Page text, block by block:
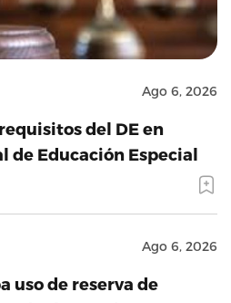
Ago 6, 2026
del DE en
de Educación Especial
Ago 6, 2026
uso de reserva de